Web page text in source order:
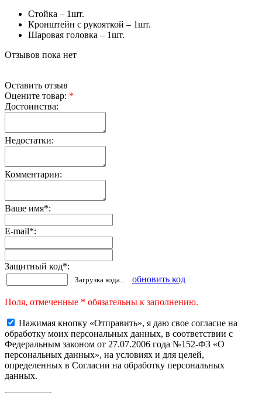
Стойка – 1шт.
Кронштейн с рукояткой – 1шт.
Шаровая головка – 1шт.
Отзывов пока нет
Оставить отзыв
Оцените товар: *
Достоинства:
Недостатки:
Комментарии:
Ваше имя*:
E-mail*:
Защитный код*:
Загрузка кода... обновить код
Поля, отмеченные * обязательны к заполнению.
Нажимая кнопку «Отправить», я даю свое согласие на
обработку моих персональных данных, в соответствии с
Федеральным законом от 27.07.2006 года №152-ФЗ «О
персональных данных», на условиях и для целей,
определенных в Согласии на обработку персональных
данных.